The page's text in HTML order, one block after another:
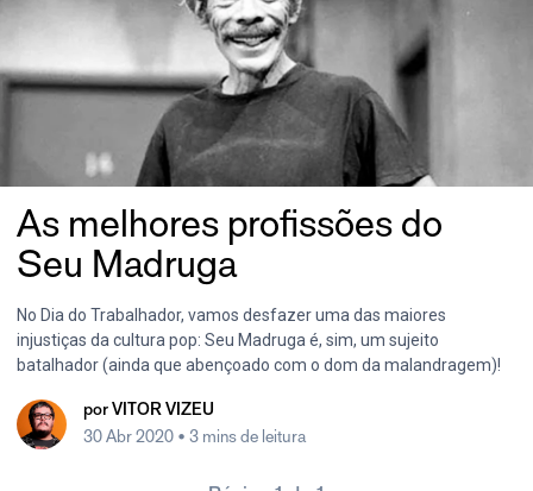
As melhores profissões do
Seu Madruga
No Dia do Trabalhador, vamos desfazer uma das maiores
injustiças da cultura pop: Seu Madruga é, sim, um sujeito
batalhador (ainda que abençoado com o dom da malandragem)!
por VITOR VIZEU
30 Abr 2020 • 3 mins de leitura